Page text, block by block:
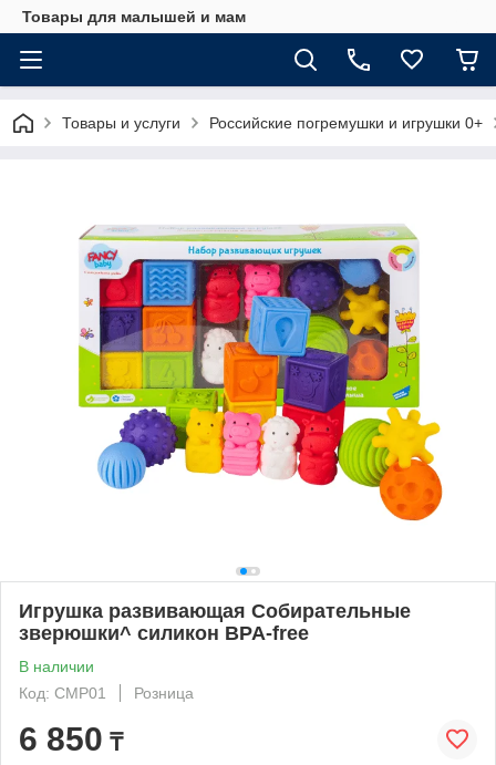
Товары для малышей и мам
Товары и услуги Российские погремушки и игрушки 0+
Игрушка развивающая Собирательные
зверюшки^ силикон BPA-free
В наличии
Код: CMP01
Розница
6 850 ₸